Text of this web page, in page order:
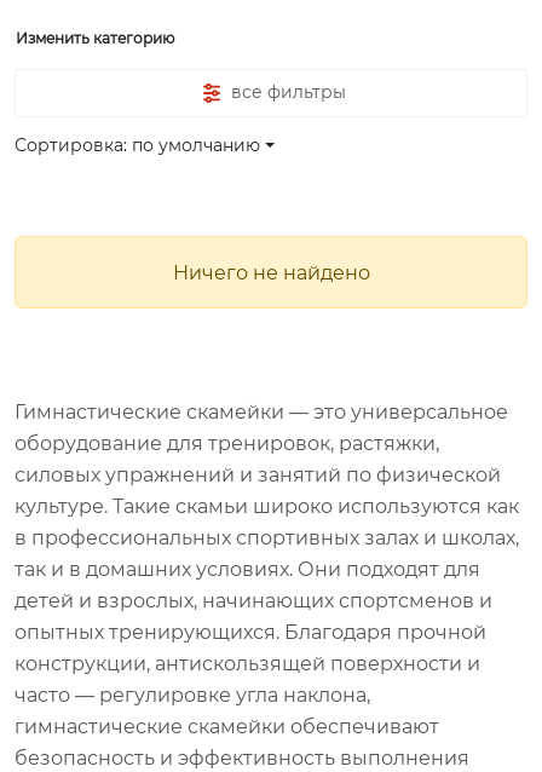
Изменить категорию
все фильтры
Сортировка: по умолчанию
Ничего не найдено
Гимнастические скамейки — это универсальное
оборудование для тренировок, растяжки,
силовых упражнений и занятий по физической
культуре. Такие скамьи широко используются как
в профессиональных спортивных залах и школах,
так и в домашних условиях. Они подходят для
детей и взрослых, начинающих спортсменов и
опытных тренирующихся. Благодаря прочной
конструкции, антискользящей поверхности и
часто — регулировке угла наклона,
гимнастические скамейки обеспечивают
безопасность и эффективность выполнения